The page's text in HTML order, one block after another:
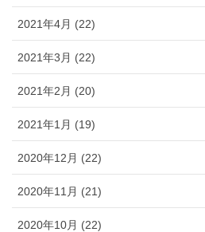
2021年4月 (22)
2021年3月 (22)
2021年2月 (20)
2021年1月 (19)
2020年12月 (22)
2020年11月 (21)
2020年10月 (22)